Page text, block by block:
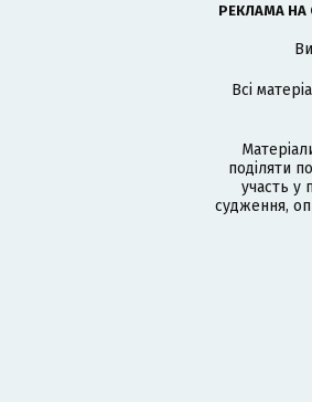
РЕКЛАМА НА
Всі
поділяти
участь у
судження,